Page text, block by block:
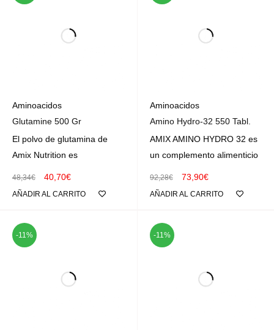
Aminoacidos
Glutamine 500 Gr
El polvo de glutamina de
Amix Nutrition es
48,34€ 40,70€
AÑADIR AL CARRITO
Aminoacidos
Amino Hydro-32 550 Tabl.
AMIX AMINO HYDRO 32 es
un complemento alimenticio
92,28€ 73,90€
AÑADIR AL CARRITO
-11% -11%